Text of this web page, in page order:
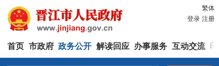
繁体
登录 注册
首页 市政府 政务公开 解读回应 办事服务 互动交流